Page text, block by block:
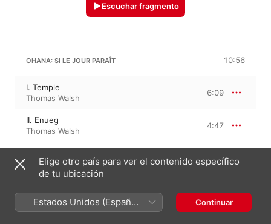
Escuchar fragmento
OHANA: SI LE JOUR PARAÎT 10:56
I. Temple
Thomas Walsh
6:09
II. Enueg
Thomas Walsh
4:47
MAURICE OHANA
Si le jour paraît…
III. Maya - Marsya
Thomas Walsh
3:57
Elige otro país para ver el contenido específico
de tu ubicación
Estados Unidos (Español
México)
Continuar